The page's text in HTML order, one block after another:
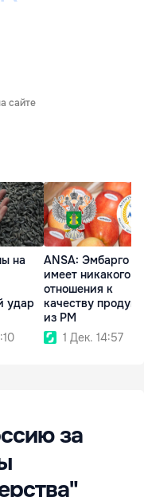
сайте
на
удар
ANSA: Эмбарго
имеет никакого
отношения к
качеству
из РМ
1 Дек. 14:57
за